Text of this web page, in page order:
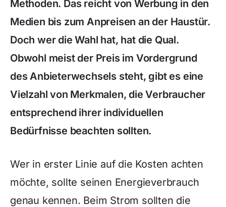
Methoden. Das reicht von Werbung in den
Medien bis zum Anpreisen an der Haustür.
Doch wer die Wahl hat, hat die Qual.
Obwohl meist der Preis im Vordergrund
des Anbieterwechsels steht, gibt es eine
Vielzahl von Merkmalen, die Verbraucher
entsprechend ihrer individuellen
Bedürfnisse beachten sollten.
Wer in erster Linie auf die Kosten achten
möchte, sollte seinen Energieverbrauch
genau kennen. Beim Strom sollten die